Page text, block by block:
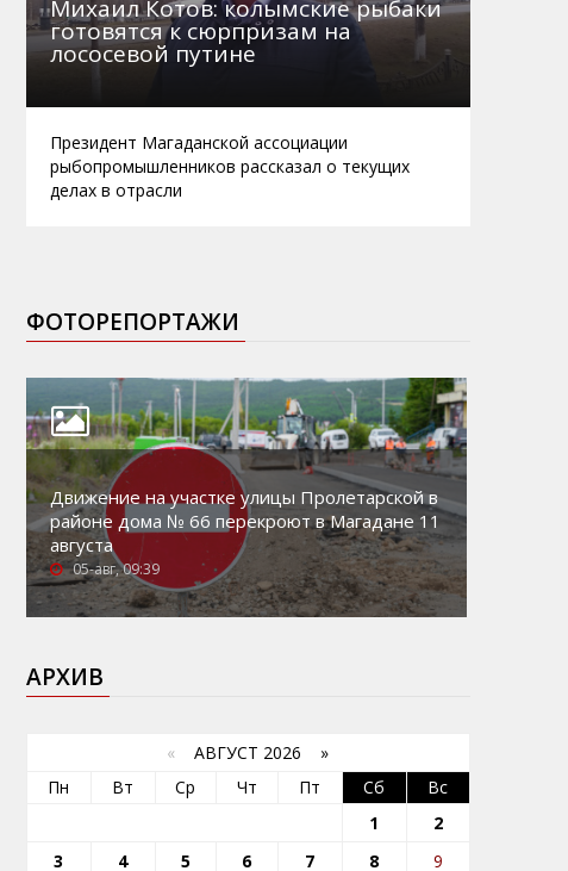
Михаил Котов: колымские рыбаки
готовятся к сюрпризам на
лососевой путине
Президент Магаданской ассоциации
рыбопромышленников рассказал о текущих
делах в отрасли
ФОТОРЕПОРТАЖИ
Движение на участке улицы Пролетарской в
районе дома № 66 перекроют в Магадане 11
августа
05-авг, 09:39
АРХИВ
« АВГУСТ 2026 »
Пн
Вт Ср Чт Пт Сб
Вс
1
2
3
4 5 6 7 8
9